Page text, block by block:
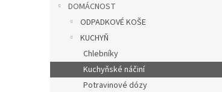
a
DOMÁCNOST
ODPADKOVÉ KOŠE
KUCHYŇ
Chlebníky
Kuchyňské náčiní
Potravinové dózy